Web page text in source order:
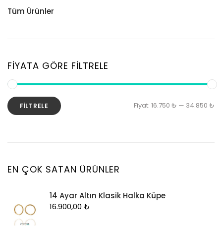
Künye
Künye
Bileklik
Küpe
Zincir
Tüm Ürünler
FIYATA GÖRE FILTRELE
FILTRELE Fiyat: 16.750 ₺ — 34.850 ₺
EN ÇOK SATAN ÜRÜNLER
14 Ayar Altın Klasik Halka Küpe
16.900,00 ₺